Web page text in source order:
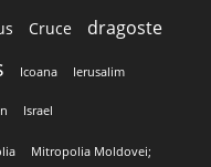
Cruce dragoste
Icoana Ierusalim
Israel
Mitropolia Moldovei;